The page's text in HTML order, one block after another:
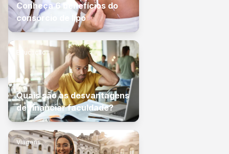
Conheça 6 benefícios do
consórcio de lipo
Educação
Quais são as desvantagens
de financiar faculdade?
Viagens